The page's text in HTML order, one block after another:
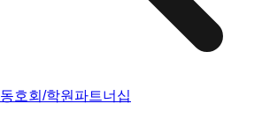
동호회/학원 파트너십